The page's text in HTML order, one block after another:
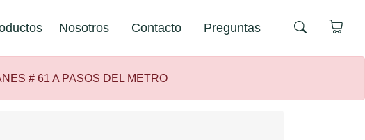
Nosotros Contacto Preguntas
# 61 A PASOS DEL METRO